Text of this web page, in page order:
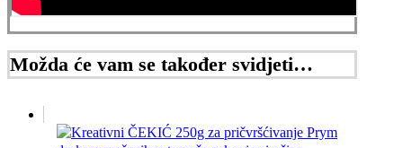
Možda će vam se također svidjeti…